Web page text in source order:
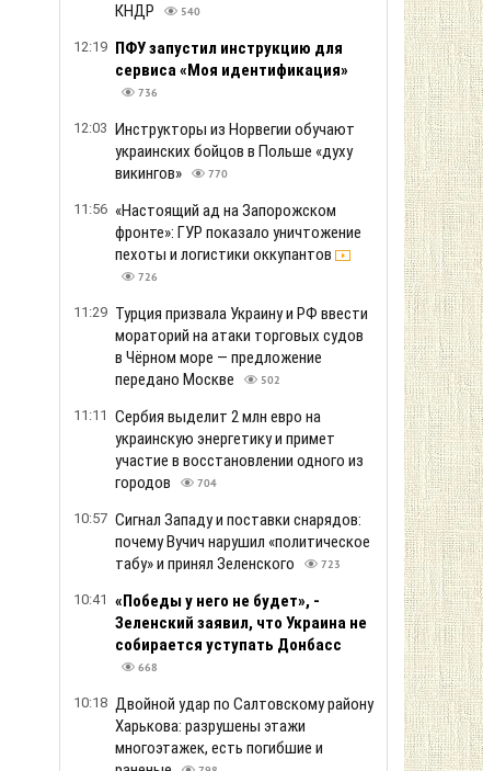
КНДР
540
12:19 ПФУ запустил инструкцию для
сервиса «Моя идентификация»
736
12:03 Инструкторы из Норвегии обучают
украинских бойцов в Польше «духу
викингов»
770
11:56 «Настоящий ад на Запорожском
фронте»: ГУР показало уничтожение
пехоты и логистики оккупантов
726
11:29 Турция призвала Украину и РФ ввести
мораторий на атаки торговых судов
в Чёрном море — предложение
передано Москве
502
11:11 Сербия выделит 2 млн евро на
украинскую энергетику и примет
участие в восстановлении одного из
городов
704
10:57 Сигнал Западу и поставки снарядов:
почему Вучич нарушил «политическое
табу» и принял Зеленского
723
10:41 «Победы у него не будет», -
Зеленский заявил, что Украина не
собирается уступать Донбасс
668
10:18 Двойной удар по Салтовскому району
Харькова: разрушены этажи
многоэтажек, есть погибшие и